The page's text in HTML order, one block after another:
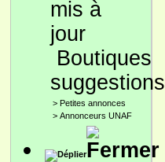
Boutiques
suggestions
> Petites annonces
> Annonceurs UNAF